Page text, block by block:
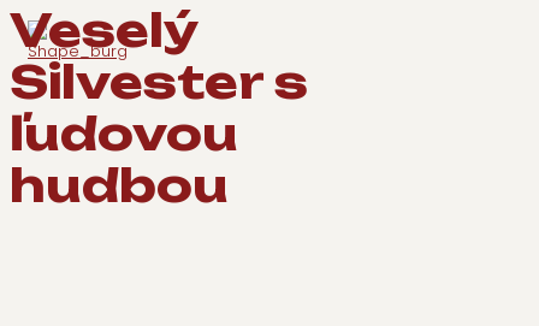
Veselý
Silvester s
ľudovou
hudbou